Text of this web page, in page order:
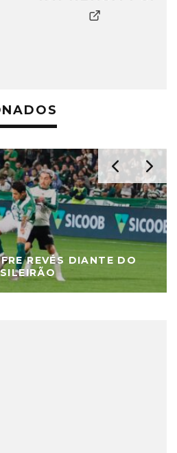
REVÉS DIANTE DO